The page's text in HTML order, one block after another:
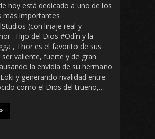
hoy está dedicado a uno de los
más importantes
(con linaje real y
. Hijo del Dios #Odín y la
, Thor es el favorito de sus
valiente, fuerte y de gran
la envidia de su hermano
y generando rivalidad entre
como el Dios del trueno,…